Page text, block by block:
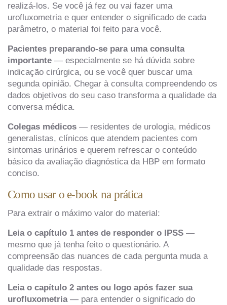
realizá-los. Se você já fez ou vai fazer uma
urofluxometria e quer entender o significado de cada
parâmetro, o material foi feito para você.
Pacientes preparando-se para uma consulta
importante — especialmente se há dúvida sobre
indicação cirúrgica, ou se você quer buscar uma
segunda opinião. Chegar à consulta compreendendo os
dados objetivos do seu caso transforma a qualidade da
conversa médica.
Colegas médicos — residentes de urologia, médicos
generalistas, clínicos que atendem pacientes com
sintomas urinários e querem refrescar o conteúdo
básico da avaliação diagnóstica da HBP em formato
conciso.
Como usar o e-book na prática
Para extrair o máximo valor do material:
Leia o capítulo 1 antes de responder o IPSS —
mesmo que já tenha feito o questionário. A
compreensão das nuances de cada pergunta muda a
qualidade das respostas.
Leia o capítulo 2 antes ou logo após fazer sua
urofluxometria— para entender o significado do